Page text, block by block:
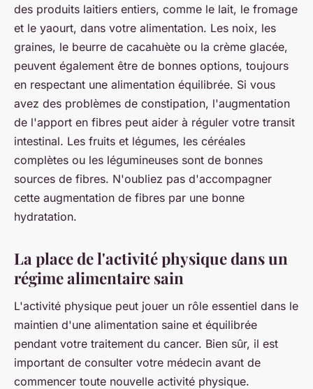
des produits laitiers entiers, comme le lait, le fromage
et le yaourt, dans votre alimentation. Les noix, les
graines, le beurre de cacahuète ou la crème glacée,
peuvent également être de bonnes options, toujours
en respectant une alimentation équilibrée. Si vous
avez des problèmes de constipation, l'augmentation
de l'apport en fibres peut aider à réguler votre transit
intestinal. Les fruits et légumes, les céréales
complètes ou les légumineuses sont de bonnes
sources de fibres. N'oubliez pas d'accompagner
cette augmentation de fibres par une bonne
hydratation.
La place de l'activité physique dans un
régime alimentaire sain
L'activité physique peut jouer un rôle essentiel dans le
maintien d'une alimentation saine et équilibrée
pendant votre traitement du cancer. Bien sûr, il est
important de consulter votre médecin avant de
commencer toute nouvelle activité physique.